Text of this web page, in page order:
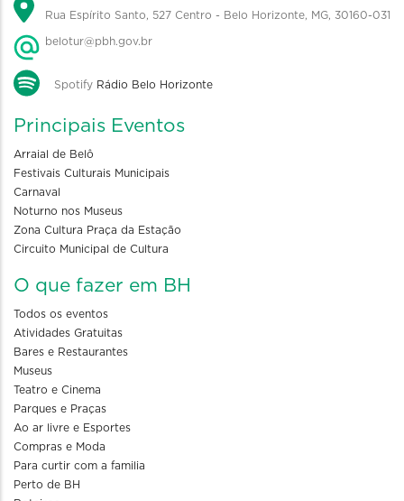
Rua Espírito Santo, 527 Centro - Belo Horizonte, MG, 30160-031
belotur@pbh.gov.br
Spotify Rádio Belo Horizonte
Principais Eventos
Arraial de Belô
Festivais Culturais Municipais
Carnaval
Noturno nos Museus
Zona Cultura Praça da Estação
Circuito Municipal de Cultura
O que fazer em BH
Todos os eventos
Atividades Gratuitas
Bares e Restaurantes
Museus
Teatro e Cinema
Parques e Praças
Ao ar livre e Esportes
Compras e Moda
Para curtir com a familia
Perto de BH